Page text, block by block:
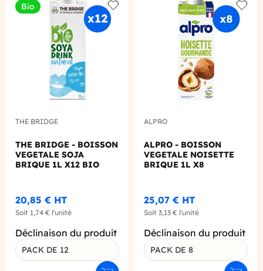
Bio
Add to wishlist
THE BRIDGE
THE BRIDGE - BOISSON
VEGETALE SOJA
BRIQUE 1L X12 BIO
20,85 € HT
Soit 1,74 € l'unité
Déclinaison du produit
PACK DE 12
Add
ALPRO
ALPRO - BOISSON
VEGETALE NOISETTE
BRIQUE 1L X8
25,07 € HT
Soit 3,13 € l'unité
Déclinaison du produit
PACK DE 8